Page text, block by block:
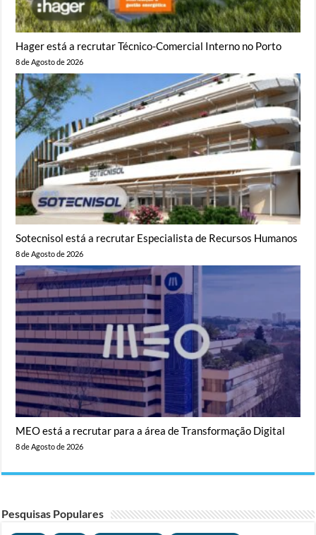
Hager está a recrutar Técnico-Comercial Interno no Porto
8 de Agosto de 2026
Sotecnisol está a recrutar Especialista de Recursos Humanos
8 de Agosto de 2026
MEO está a recrutar para a área de Transformação Digital
8 de Agosto de 2026
Pesquisas Populares